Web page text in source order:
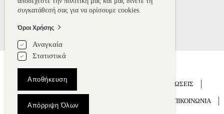
ΑΡΧΙΚΗ ΞΕΝΟΔΟΧΕΙΟ ΕΚΔΗΛΩΣΕΙΣ
ΕΠΙΚΟΙΝΩΝΙΑ
συγκατάθεσή σας για να ορίσουμε cookies.
Όροι Χρήσης
Αναγκαία
Στατιστικά
Αποθήκευση
Απόρριψη Όλων